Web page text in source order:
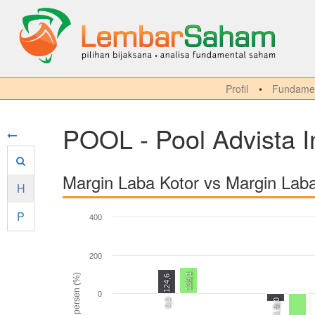
Profil
H
P
POOL - Pool Advista
Margin Laba Kotor vs Margin
persen (%) 0,0 0,0
124,6 135,1
0
200
400